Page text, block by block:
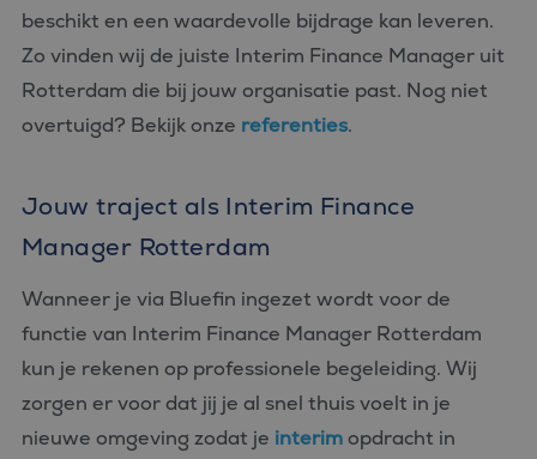
beschikt en een waardevolle bijdrage kan leveren.
Zo vinden wij de juiste Interim Finance Manager uit
Rotterdam die bij jouw organisatie past. Nog niet
overtuigd? Bekijk onze referenties.
Jouw traject als Interim Finance
Manager Rotterdam
Wanneer je via Bluefin ingezet wordt voor de
functie van Interim Finance Manager Rotterdam
kun je rekenen op professionele begeleiding. Wij
zorgen er voor dat jij je al snel thuis voelt in je
nieuwe omgeving zodat je interimopdracht in